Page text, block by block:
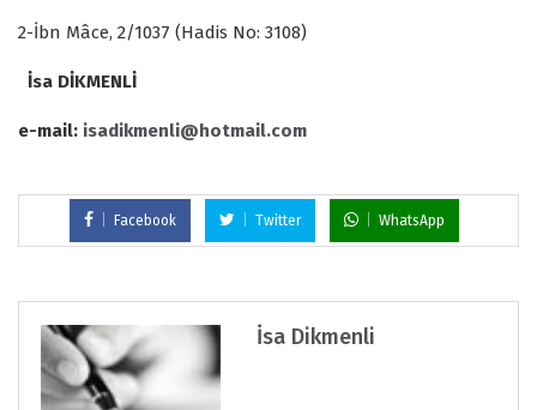
2-İbn Mâce, 2/1037 (Hadis No: 3108)
İsa DİKMENLİ
e-mail: isadikmenli@hotmail.com
Facebook Twitter WhatsApp
İsa Dikmenli